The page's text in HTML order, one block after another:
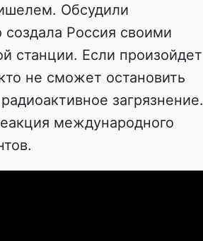
Обсудили
Россия своими
станции. Если произойдет
не сможет остановить
загрязнение.
международного